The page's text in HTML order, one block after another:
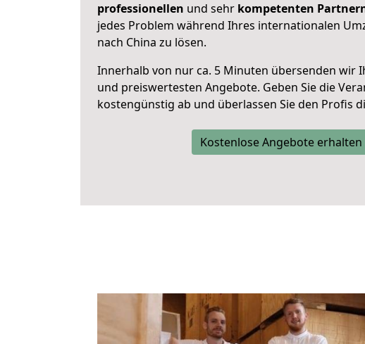
professionellen und sehr kompetenten
jedes Problem während Ihres internationalen
nach China zu lösen.
Innerhalb von nur ca. 5 Minuten übersenden wir
und preiswertesten Angebote. Geben Sie die
kostengünstig ab und überlassen Sie den Profis
Kostenlose Angebote erhalten